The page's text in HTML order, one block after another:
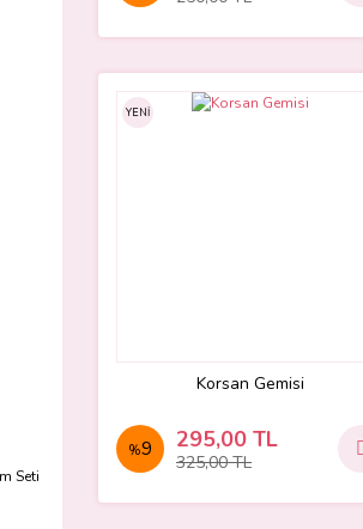
YENİ
Korsan Gemisi
%9 295,00 TL
325,00 TL